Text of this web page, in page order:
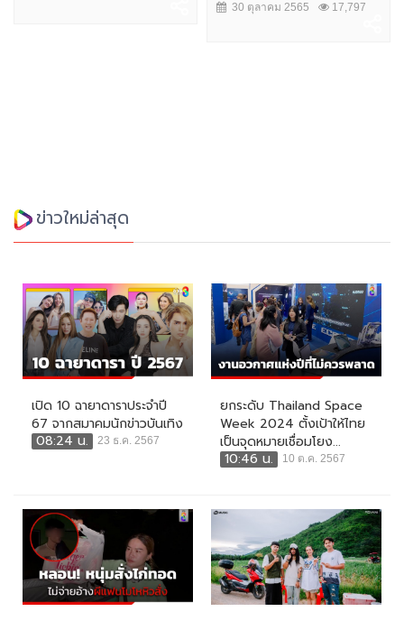
30 ตุลาคม 2565 17,797
ข่าวใหม่ล่าสุด
เปิด 10 ฉายาดาราประจำปี
67 จากสมาคมนักข่าวบันเทิง
08:24 น.
23 ธ.ค. 2567
ยกระดับ Thailand Space
Week 2024 ตั้งเป้าให้ไทย
เป็นจุดหมายเชื่อมโยง...
10:46 น.
10 ต.ค. 2567